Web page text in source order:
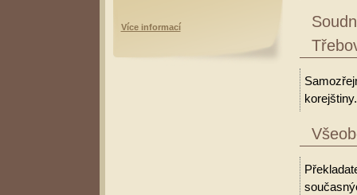
korejštiny.
Více informací